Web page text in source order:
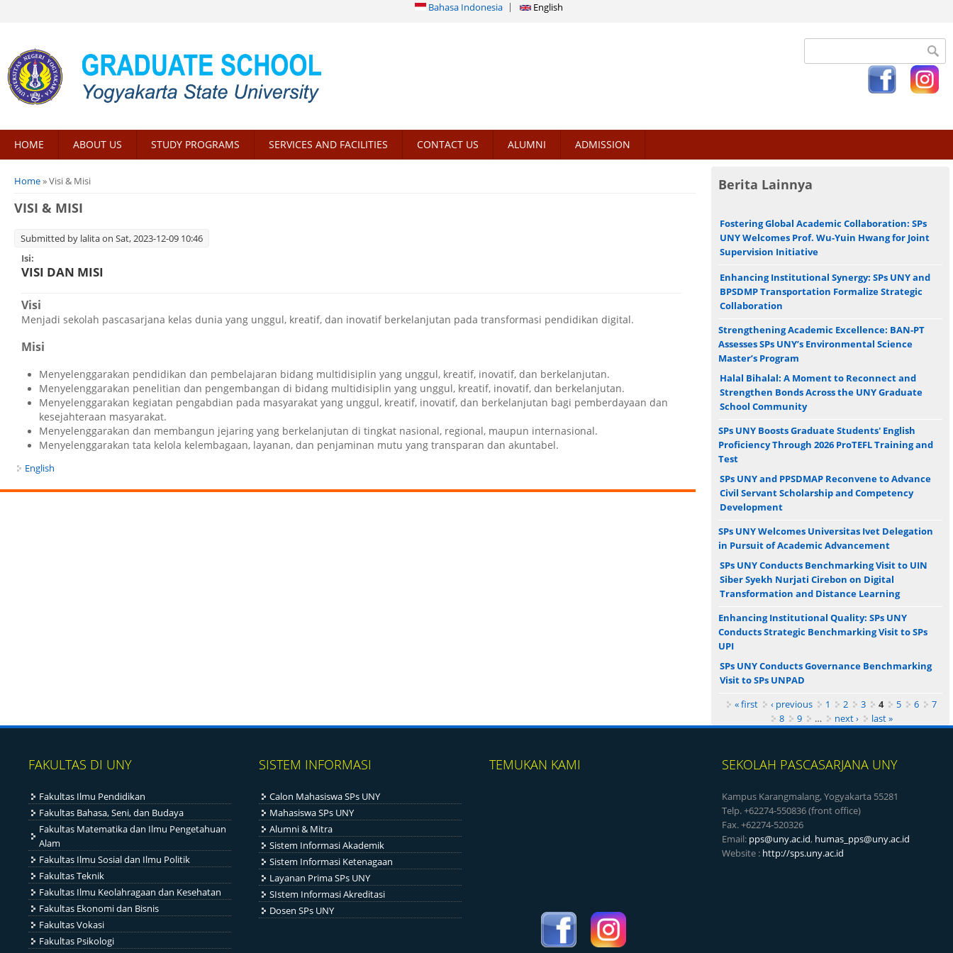
Bahasa Indonesia English
Search form
HOME ABOUT US STUDY PROGRAMS SERVICES AND FACILITIES CONTACT US ALUMNI ADMISSION
You are here
Home» Visi & Misi
VISI & MISI
Submitted by lalitaon Sat, 2023-12-09 10:46
Isi:
VISI DAN MISI
Visi
Menjadi sekolah pascasarjana kelas dunia yang unggul, kreatif, dan inovatif berkelanjutan pada transformasi pendidikan digital.
Misi
Menyelenggarakan pendidikan dan pembelajaran bidang multidisiplin yang unggul, kreatif, inovatif, dan berkelanjutan.
Menyelenggarakan penelitian dan pengembangan di bidang multidisiplin yang unggul, kreatif, inovatif, dan berkelanjutan.
Menyelenggarakan kegiatan pengabdian pada masyarakat yang unggul, kreatif, inovatif, dan berkelanjutan bagi pemberdayaan dan
kesejahteraan masyarakat.
Menyelenggarakan dan membangun jejaring yang berkelanjutan di tingkat nasional, regional, maupun internasional.
Menyelenggarakan tata kelola kelembagaan, layanan, dan penjaminan mutu yang transparan dan akuntabel.
English
Berita Lainnya
Fostering Global Academic Collaboration: SPs
UNY Welcomes Prof. Wu-Yuin Hwang for Joint
Supervision Initiative
Enhancing Institutional Synergy: SPs UNY and
BPSDMP Transportation Formalize Strategic
Collaboration
Strengthening Academic Excellence: BAN-PT
Assesses SPs UNY’s Environmental Science
Master’s Program
Halal Bihalal: A Moment to Reconnect and
Strengthen Bonds Across the UNY Graduate
School Community
SPs UNY Boosts Graduate Students' English
Proficiency Through 2026 ProTEFL Training and
Test
SPs UNY and PPSDMAP Reconvene to Advance
Civil Servant Scholarship and Competency
Development
SPs UNY Welcomes Universitas Ivet Delegation
in Pursuit of Academic Advancement
SPs UNY Conducts Benchmarking Visit to UIN
Siber Syekh Nurjati Cirebon on Digital
Transformation and Distance Learning
Enhancing Institutional Quality: SPs UNY
Conducts Strategic Benchmarking Visit to SPs
UPI
SPs UNY Conducts Governance Benchmarking
Visit to SPs UNPAD
Pages
« first ‹ previous 1 2 3 4 5 6
7
8
9 … next › last »
FAKULTAS DI UNY
Fakultas Ilmu Pendidikan
Fakultas Bahasa, Seni, dan Budaya
Fakultas Matematika dan Ilmu Pengetahuan
Alam
Fakultas Ilmu Sosial dan Ilmu Politik
Fakultas Teknik
Fakultas Ilmu Keolahragaan dan Kesehatan
Fakultas Ekonomi dan Bisnis
Fakultas Vokasi
Fakultas Psikologi
SISTEM INFORMASI
Calon Mahasiswa SPs UNY
Mahasiswa SPs UNY
Alumni & Mitra
Sistem Informasi Akademik
Sistem Informasi Ketenagaan
Layanan Prima SPs UNY
SIstem Informasi Akreditasi
Dosen SPs UNY
TEMUKAN KAMI SEKOLAH PASCASARJANA UNY
Kampus Karangmalang, Yogyakarta 55281
Telp. +62274-550836 (front office)
Fax. +62274-520326
Email: pps@uny.ac.id, humas_pps@uny.ac.id
Website : http://sps.uny.ac.id